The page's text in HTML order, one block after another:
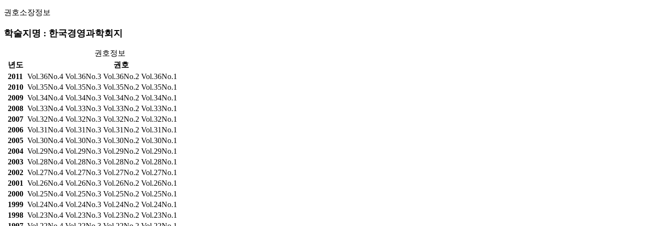
권호소장정보
학술지명 : 한국경영과학회지
권호정보
년도
권호
2011 Vol.36No.4 Vol.36No.3 Vol.36No.2 Vol.36No.1
2010 Vol.35No.4 Vol.35No.3 Vol.35No.2 Vol.35No.1
2009 Vol.34No.4 Vol.34No.3 Vol.34No.2 Vol.34No.1
2008 Vol.33No.4 Vol.33No.3 Vol.33No.2 Vol.33No.1
2007 Vol.32No.4 Vol.32No.3 Vol.32No.2 Vol.32No.1
2006 Vol.31No.4 Vol.31No.3 Vol.31No.2 Vol.31No.1
2005 Vol.30No.4 Vol.30No.3 Vol.30No.2 Vol.30No.1
2004 Vol.29No.4 Vol.29No.3 Vol.29No.2 Vol.29No.1
2003 Vol.28No.4 Vol.28No.3 Vol.28No.2 Vol.28No.1
2002 Vol.27No.4 Vol.27No.3 Vol.27No.2 Vol.27No.1
2001 Vol.26No.4 Vol.26No.3 Vol.26No.2 Vol.26No.1
2000 Vol.25No.4 Vol.25No.3 Vol.25No.2 Vol.25No.1
1999 Vol.24No.4 Vol.24No.3 Vol.24No.2 Vol.24No.1
1998 Vol.23No.4 Vol.23No.3 Vol.23No.2 Vol.23No.1